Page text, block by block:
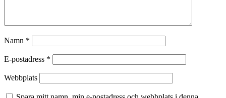
Namn *
E-postadress *
Webbplats